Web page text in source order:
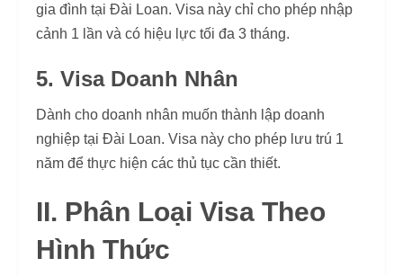
gia đình tại Đài Loan. Visa này chỉ cho phép nhập
cảnh 1 lần và có hiệu lực tối đa 3 tháng.
5. Visa Doanh Nhân
Dành cho doanh nhân muốn thành lập doanh
nghiệp tại Đài Loan. Visa này cho phép lưu trú 1
năm để thực hiện các thủ tục cần thiết.
II. Phân Loại Visa Theo
Hình Thức